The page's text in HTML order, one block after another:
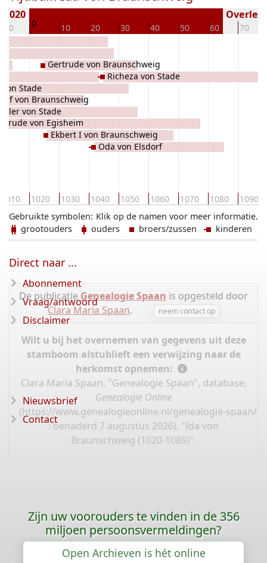
-10 0 10 20 30 40 50 60 70
1020
1010 1020 1030 1040 1050 1060 1070 1080 1090
Stade
von Braunschweig
von Stade
von Egisheim
Gertrude von Braunschweig
Ekbert I von Braunschweig
Oda von Elsdorf
Richeza von Stade
Klik op de namen voor meer informatie.
Gebruikte symbolen:
grootouders
ouders broers/zussen kinderen
De publicatie Genealogie Spaan is opgesteld door
Clara Maria Spaan. neem contact op
Wilt u bij het overnemen van gegevens uit deze
stamboom alstublieft een verwijzing naar de
herkomst opnemen:
Clara Maria Spaan, "Genealogie Spaan", database,
Genealogie Online
(https://www.genealogieonline.nl/genealogie-spaan/
: benaderd 7 augustus 2026), "Ida von
Braunschweig (1020-1085)".
Direct naar ...
Abonnement
Vraag/antwoord
Disclaimer
Nieuwsbrief
Contact
Zijn uw voorouders te vinden in de 356
miljoen persoonsvermeldingen?
Open Archieven is hét online